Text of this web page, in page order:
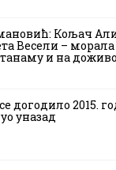
Кољач
Весели –
и на
догодило 2015.
уназад